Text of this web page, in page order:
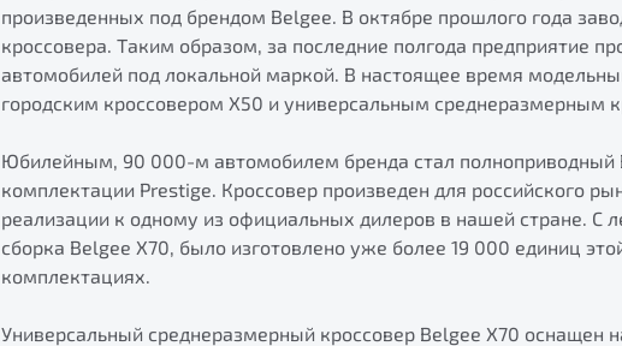
произведенных под брендом Belgee. В октябре прошлого года
кроссовера. Таким образом, за последние полгода предприятие
автомобилей под локальной маркой. В настоящее время
городским кроссовером Х50 и универсальным среднеразмерным
Юбилейным, 90 000-м автомобилем бренда стал полноприводный
комплектации Prestige. Кроссовер произведен для российского
реализации к одному из официальных дилеров в нашей стране. С
сборка Belgee X70, было изготовлено уже более 19 000 единиц
комплектациях.
Универсальный среднеразмерный кроссовер Belgee X70